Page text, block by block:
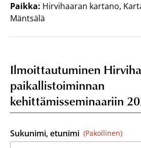
Paikka: Hirvihaaran kartano,
Mäntsälä
Ilmoittautuminen
paikallistoiminnan
kehittämisseminaariin
Sukunimi, etunimi (Pakollinen)